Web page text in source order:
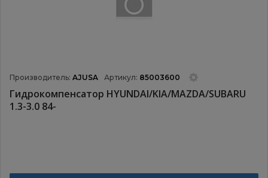
Производитель: AJUSA Артикул: 85003600
Гидрокомпенсатор HYUNDAI/KIA/MAZDA/SUBARU
1.3-3.0 84-